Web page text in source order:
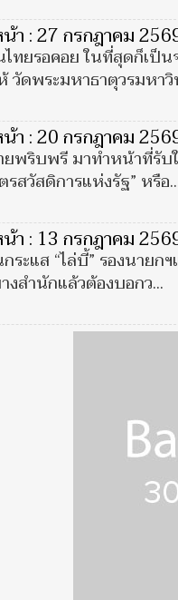
า : 27 กรกฎาคม
ทยรอคอย ในที่สุดก็เป็
วัดพระมหาธาตุวรมหา
า : 20 กรกฎาคม
พริบพรี มาทำหน้าที่รับ
รสวัสดิการแห่งรัฐ” หรือ
า : 13 กรกฎาคม
ระแส “ไล่บี้” รองนาย
งสำนักแล้วต้องบอกว...